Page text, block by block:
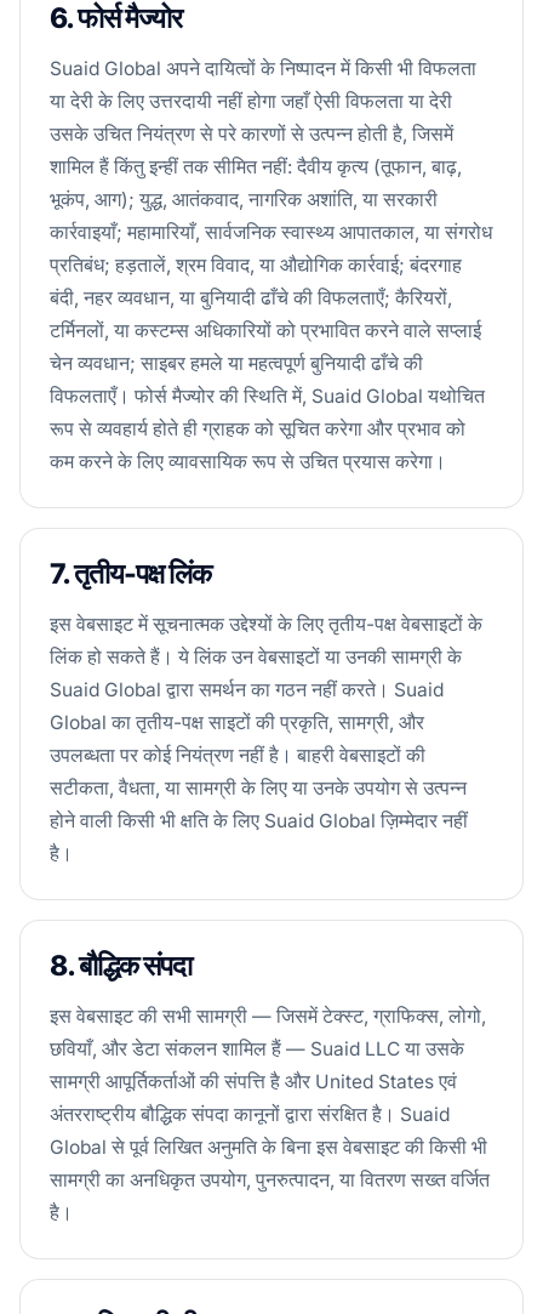
6. फोर्स मैज्योर
Suaid Global अपने दायित्वों के निष्पादन में किसी भी विफलता
या देरी के लिए उत्तरदायी नहीं होगा जहाँ ऐसी विफलता या देरी
उसके उचित नियंत्रण से परे कारणों से उत्पन्न होती है, जिसमें
शामिल हैं किंतु इन्हीं तक सीमित नहीं: दैवीय कृत्य (तूफान, बाढ़,
भूकंप, आग); युद्ध, आतंकवाद, नागरिक अशांति, या सरकारी
कार्रवाइयाँ; महामारियाँ, सार्वजनिक स्वास्थ्य आपातकाल, या संगरोध
प्रतिबंध; हड़तालें, श्रम विवाद, या औद्योगिक कार्रवाई; बंदरगाह
बंदी, नहर व्यवधान, या बुनियादी ढाँचे की विफलताएँ; कैरियरों,
टर्मिनलों, या कस्टम्स अधिकारियों को प्रभावित करने वाले सप्लाई
चेन व्यवधान; साइबर हमले या महत्वपूर्ण बुनियादी ढाँचे की
विफलताएँ। फोर्स मैज्योर की स्थिति में, Suaid Global यथोचित
रूप से व्यवहार्य होते ही ग्राहक को सूचित करेगा और प्रभाव को
कम करने के लिए व्यावसायिक रूप से उचित प्रयास करेगा।
7. तृतीय-पक्ष लिंक
इस वेबसाइट में सूचनात्मक उद्देश्यों के लिए तृतीय-पक्ष वेबसाइटों के
लिंक हो सकते हैं। ये लिंक उन वेबसाइटों या उनकी सामग्री के
Suaid Global द्वारा समर्थन का गठन नहीं करते। Suaid
Global का तृतीय-पक्ष साइटों की प्रकृति, सामग्री, और
उपलब्धता पर कोई नियंत्रण नहीं है। बाहरी वेबसाइटों की
सटीकता, वैधता, या सामग्री के लिए या उनके उपयोग से उत्पन्न
होने वाली किसी भी क्षति के लिए Suaid Global ज़िम्मेदार नहीं
है।
8. बौद्धिक संपदा
इस वेबसाइट की सभी सामग्री — जिसमें टेक्स्ट, ग्राफिक्स, लोगो,
छवियाँ, और डेटा संकलन शामिल हैं — Suaid LLC या उसके
सामग्री आपूर्तिकर्ताओं की संपत्ति है और United States एवं
अंतरराष्ट्रीय बौद्धिक संपदा कानूनों द्वारा संरक्षित है। Suaid
Global से पूर्व लिखित अनुमति के बिना इस वेबसाइट की किसी भी
सामग्री का अनधिकृत उपयोग, पुनरुत्पादन, या वितरण सख्त वर्जित
है।